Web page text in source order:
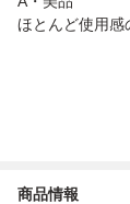
ほとんど使用感
商品情報